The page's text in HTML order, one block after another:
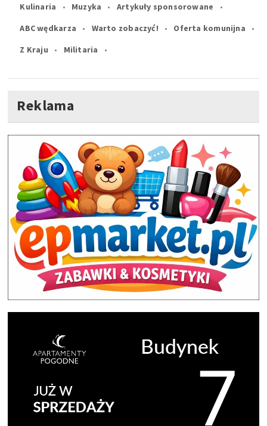
Kulinaria
Muzyka
Artykuły sponsorowane
ABC wędkarza
Warto zobaczyć!
Oferta komunijna
Z Kraju
Militaria
Reklama